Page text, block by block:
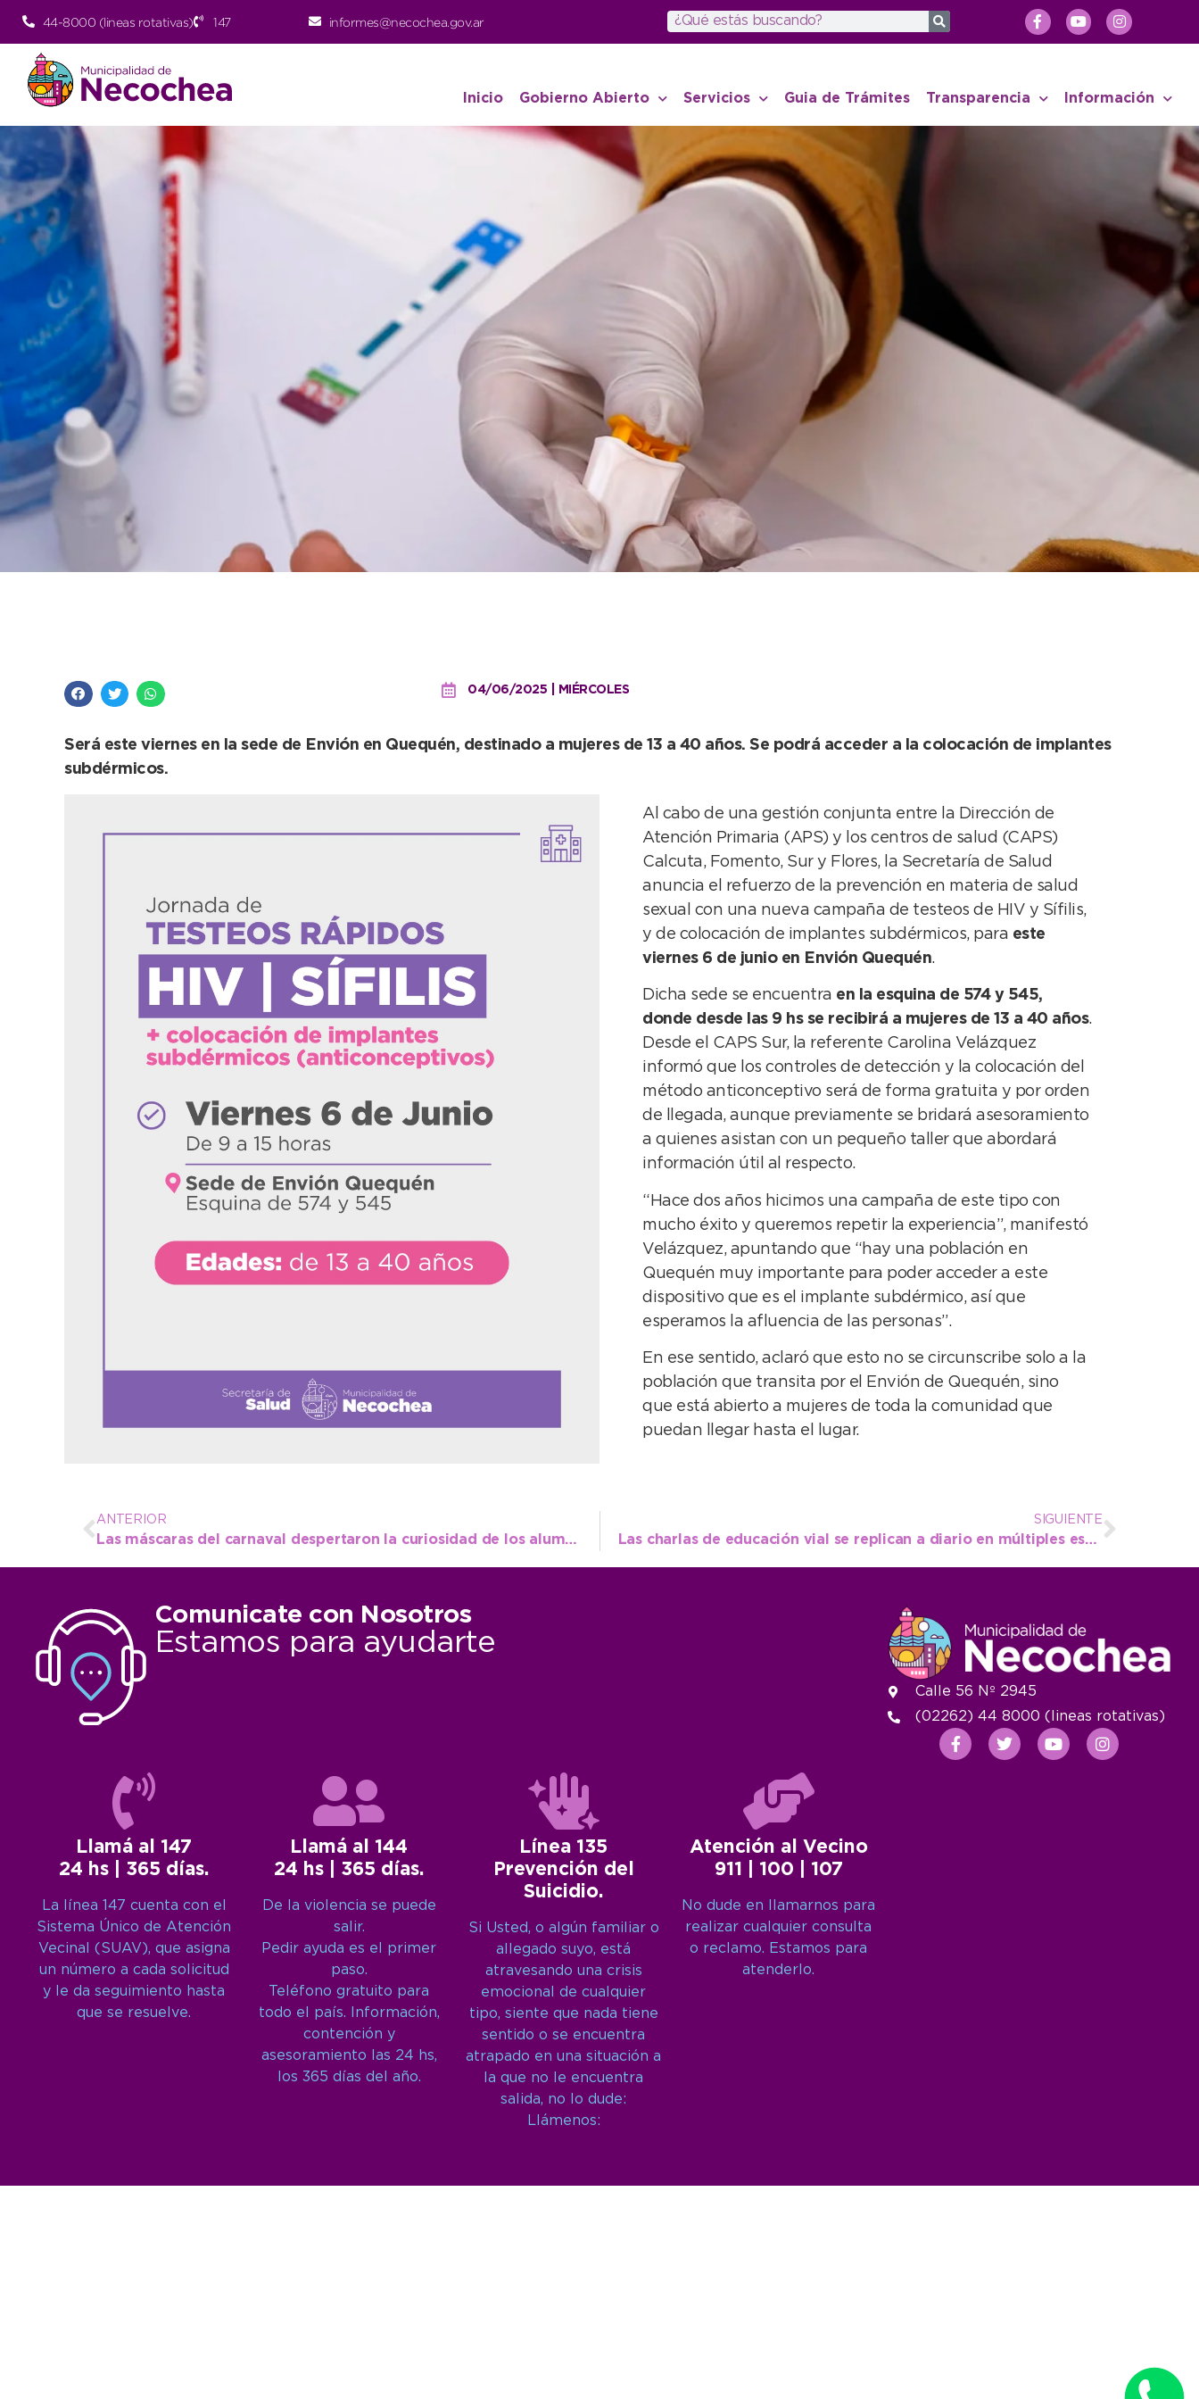
44-8000 (lineas rotativas) 147 informes@necochea.gov.ar
Inicio Gobierno Abierto Servicios Guia de Trámites Transparencia Información
04/06/2025 | MIÉRCOLES
Será este viernes en la sede de Envión en Quequén, destinado a mujeres de 13 a 40 años. Se podrá acceder a la colocación de implantes
subdérmicos.
Al cabo de una gestión conjunta entre la Dirección de
Atención Primaria (APS) y los centros de salud (CAPS)
Calcuta, Fomento, Sur y Flores, la Secretaría de Salud
anuncia el refuerzo de la prevención en materia de salud
sexual con una nueva campaña de testeos de HIV y Sífilis,
y de colocación de implantes subdérmicos, para este
viernes 6 de junio en Envión Quequén.
Dicha sede se encuentra en la esquina de 574 y 545,
donde desde las 9 hs se recibirá a mujeres de 13 a 40 años.
Desde el CAPS Sur, la referente Carolina Velázquez
informó que los controles de detección y la colocación del
método anticonceptivo será de forma gratuita y por orden
de llegada, aunque previamente se bridará asesoramiento
a quienes asistan con un pequeño taller que abordará
información útil al respecto.
“Hace dos años hicimos una campaña de este tipo con
mucho éxito y queremos repetir la experiencia”, manifestó
Velázquez, apuntando que “hay una población en
Quequén muy importante para poder acceder a este
dispositivo que es el implante subdérmico, así que
esperamos la afluencia de las personas”.
En ese sentido, aclaró que esto no se circunscribe solo a la
población que transita por el Envión de Quequén, sino
que está abierto a mujeres de toda la comunidad que
puedan llegar hasta el lugar.
ANTERIOR
Las máscaras del carnaval despertaron la curiosidad de los alumnos de la Escuela Primaria N° 2
SIGUIENTE
Las charlas de educación vial se replican a diario en múltiples establecimientos educativos
Comunicate con Nosotros
Estamos para ayudarte
Llamá al 147
24 hs | 365 días.
La línea 147 cuenta con el
Sistema Único de Atención
Vecinal (SUAV), que asigna
un número a cada solicitud
y le da seguimiento hasta
que se resuelve.
Llamá al 144
24 hs | 365 días.
De la violencia se puede
salir.
Pedir ayuda es el primer
paso.
Teléfono gratuito para
todo el país. Información,
contención y
asesoramiento las 24 hs,
los 365 días del año.
Línea 135
Prevención del
Suicidio.
Si Usted, o algún familiar o
allegado suyo, está
atravesando una crisis
emocional de cualquier
tipo, siente que nada tiene
sentido o se encuentra
atrapado en una situación a
la que no le encuentra
salida, no lo dude:
Llámenos:
Atención al Vecino
911 | 100 | 107
No dude en llamarnos para
realizar cualquier consulta
o reclamo. Estamos para
atenderlo.
Calle 56 Nº 2945
(02262) 44 8000 (lineas rotativas)